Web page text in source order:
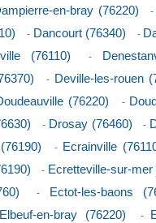
en-bray (76220) -
- Dancourt (76340) -
(76110) -
- Deville-les-rouen
(76220) -
- Drosay (76460) -
- Ecrainville
- Ecretteville-sur-mer
- Ectot-les-baons
Elbeuf-en-bray (76220) -